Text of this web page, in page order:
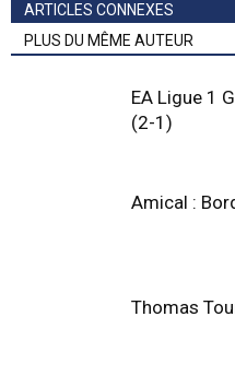
ARTICLES CONNEXES
PLUS DU MÊME AUTEUR
EA Ligue 1
(2-1)
Amical :
Thomas